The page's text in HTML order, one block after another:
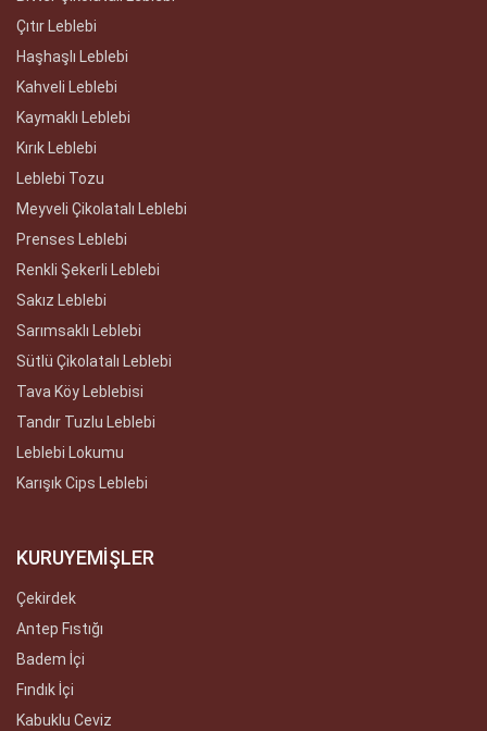
Çıtır Leblebi
Haşhaşlı Leblebi
Kahveli Leblebi
Kaymaklı Leblebi
Kırık Leblebi
Leblebi Tozu
Meyveli Çikolatalı Leblebi
Prenses Leblebi
Renkli Şekerli Leblebi
Sakız Leblebi
Sarımsaklı Leblebi
Sütlü Çikolatalı Leblebi
Tava Köy Leblebisi
Tandır Tuzlu Leblebi
Leblebi Lokumu
Karışık Cips Leblebi
KURUYEMİŞLER
Çekirdek
Antep Fıstığı
Badem İçi
Fındık İçi
Kabuklu Ceviz